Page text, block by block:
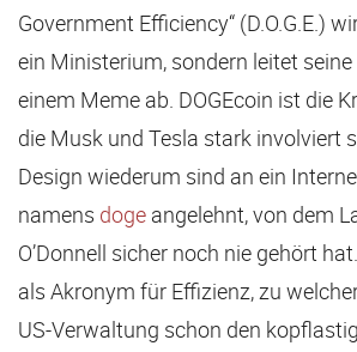
Government Efficiency“ (D.O.G.E.)
ein Ministerium, sondern leitet
einem Meme ab. DOGEcoin ist die
die Musk und Tesla stark involviert
Design wiederum sind an ein
namens doge angelehnt, von dem
O’Donnell sicher noch nie gehört
als Akronym für Effizienz, zu
US-Verwaltung schon den